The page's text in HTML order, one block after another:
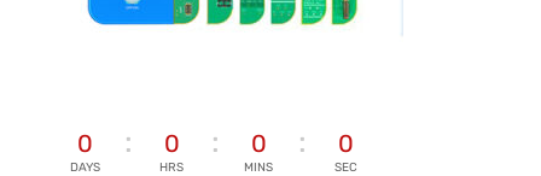
0
DAYS
0
HRS
0
MINS
0
SEC